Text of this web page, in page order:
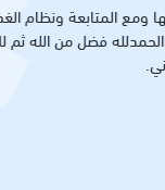
أمجد كامل وهو دكتور
أكلت لفترة طويلة و